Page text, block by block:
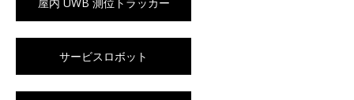
サービスロボット